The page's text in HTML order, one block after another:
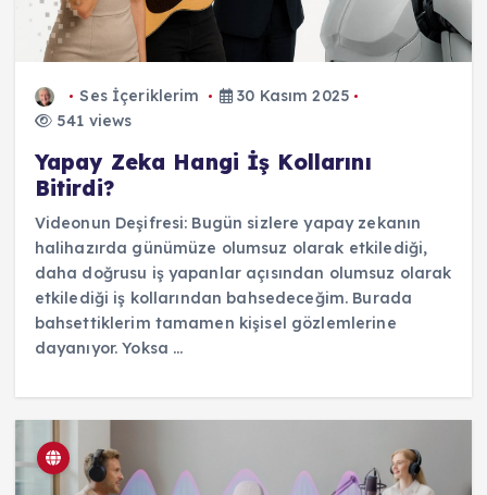
Ses İçeriklerim
30 Kasım 2025
541 views
Yapay Zeka Hangi İş Kollarını
Bitirdi?
Videonun Deşifresi: Bugün sizlere yapay zekanın
halihazırda günümüze olumsuz olarak etkilediği,
daha doğrusu iş yapanlar açısından olumsuz olarak
etkilediği iş kollarından bahsedeceğim. Burada
bahsettiklerim tamamen kişisel gözlemlerine
dayanıyor. Yoksa ...